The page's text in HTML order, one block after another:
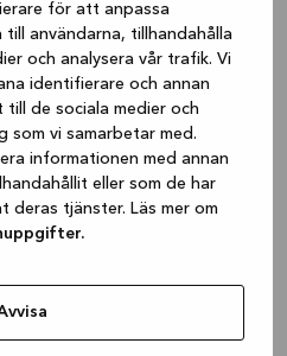
för att anpassa
till användarna, tillhandahålla
och analysera vår trafik. Vi
identifierare och annan
de sociala medier och
som vi samarbetar med.
informationen med annan
eller som de har
deras tjänster. Läs mer om
the browser console for more
.